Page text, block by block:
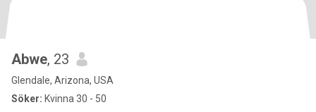
Abwe, 23
Glendale, Arizona, USA
Söker: Kvinna 30 - 50